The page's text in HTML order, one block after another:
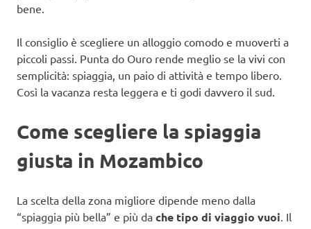
bene.
Il consiglio è scegliere un alloggio comodo e muoverti a
piccoli passi. Punta do Ouro rende meglio se la vivi con
semplicità: spiaggia, un paio di attività e tempo libero.
Così la vacanza resta leggera e ti godi davvero il sud.
Come scegliere la spiaggia
giusta in Mozambico
La scelta della zona migliore dipende meno dalla
“spiaggia più bella” e più da che tipo di viaggio vuoi . Il